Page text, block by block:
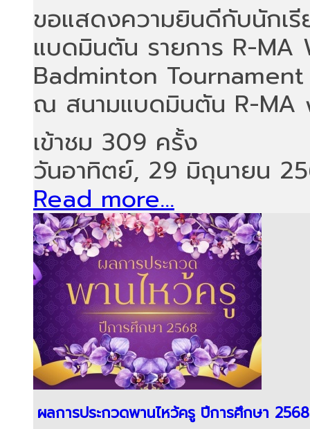
ขอแสดงความยินดีกับนักเรี
แบดมินตัน รายการ R-
Badminton
ณ สนามแบดมินตัน R-MA
เข้าชม 309 ครั้ง
วันอาทิตย์, 29 มิถุนายน
Read more...
ผลการประกวดพานไหว้ครู ปีการศึกษา 2568